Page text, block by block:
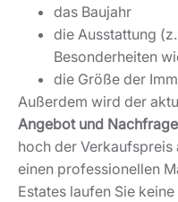
das Baujahr
die Ausstattung
Besonderheiten
die Größe der
Außerdem wird der
Angebot und Nachfrage
hoch der
einen professionellen
Estates laufen Sie